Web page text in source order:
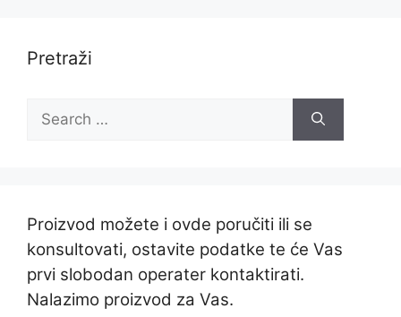
Pretraži
for:
Proizvod možete i ovde poručiti ili se
konsultovati, ostavite podatke te će Vas
prvi slobodan operater kontaktirati.
Nalazimo proizvod za Vas.